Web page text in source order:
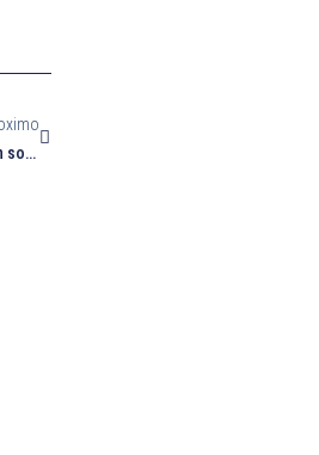
Producción sostenible en la industria de bebidas y aceites.